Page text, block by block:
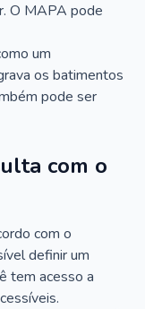
O MAPA pode
um
os batimentos
pode ser
com o
com o
definir um
tem acesso a